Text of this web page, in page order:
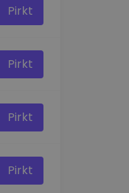
Pirkt
Pirkt
Pirkt
Pirkt